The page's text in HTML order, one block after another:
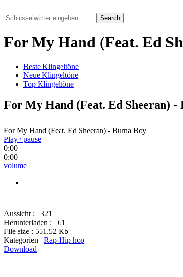
Search
For My Hand (Feat. Ed
Beste Klingeltöne
Neue Klingeltöne
Top Klingeltöne
For My Hand (Feat. Ed Sheeran) -
For My Hand (Feat. Ed Sheeran) - Burna Boy
Play / pause
0:00
0:00
volume
Aussicht :
321
Herunterladen :
61
File size : 551.52 Kb
Kategorien : Rap-Hip hop
Download